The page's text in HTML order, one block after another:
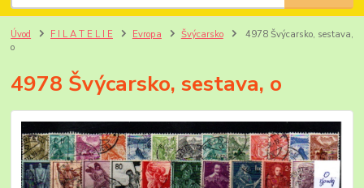
Úvod F I L A T E L I E Evropa Švýcarsko
4978 Švýcarsko, sestava,
o
4978 Švýcarsko, sestava, o